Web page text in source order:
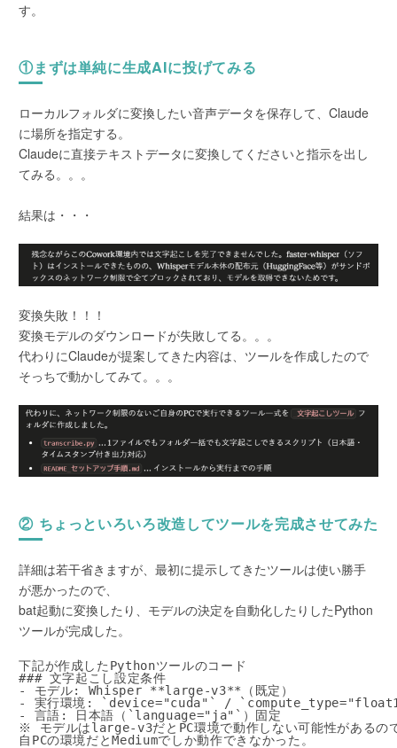
す。
①まずは単純に生成AIに投げてみる
ローカルフォルダに変換したい音声データを保存して、Claude
に場所を指定する。
Claudeに直接テキストデータに変換してくださいと指示を出し
てみる。。。
結果は・・・
変換失敗！！！
変換モデルのダウンロードが失敗してる。。。
代わりにClaudeが提案してきた内容は、ツールを作成したので
そっちで動かしてみて。。。
② ちょっといろいろ改造してツールを完成させてみた
詳細は若干省きますが、最初に提示してきたツールは使い勝手
が悪かったので、
bat起動に変換したり、モデルの決定を自動化したりしたPython
ツールが完成した。
下記が作成したPythonツールのコード
### 文字起こし設定条件
- モデル: Whisper **large-v3**（既定）
- 実行環境: `device="cuda"` /
- 言語: 日本語（`language="ja"`）固定
※ モデルはlarge-v3だとPC環境で動作しない可能性があるの
自PCの環境だとMediumでしか動作できなかった。